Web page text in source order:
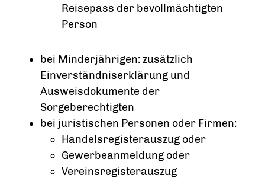
Reisepass der bevollmächtigten
Person
bei Minderjährigen: zusätzlich
Einverständniserklärung und
Ausweisdokumente der
Sorgeberechtigten
bei juristischen Personen oder Firmen:
Handelsregisterauszug oder
Gewerbeanmeldung oder
Vereinsregisterauszug